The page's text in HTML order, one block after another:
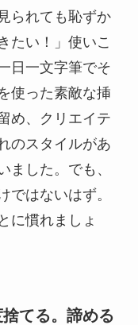
られても恥ずか
たい！」使いこ
日一文字筆でそ
使った素敵な挿
め、クリエイテ
のスタイルがあ
ました。でも、
ではないはず。
に慣れましょ
てる。諦める